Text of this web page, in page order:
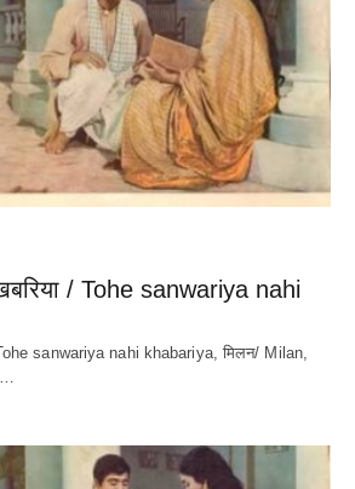
खबरिया / Tohe sanwariya nahi
/ Tohe sanwariya nahi khabariya, मिलन/ Milan,